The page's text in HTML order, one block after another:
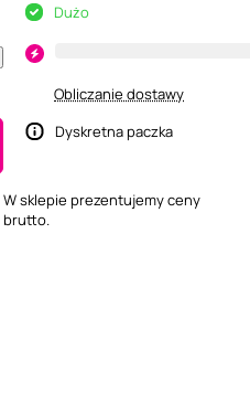
Dużo
Obliczanie dostawy
Dyskretna paczka
W sklepie prezentujemy ceny
brutto.